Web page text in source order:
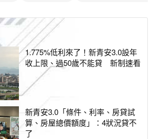
1.775%低利來了！新青安3.0設年
收上限、過50歲不能貸 新制速看
新青安3.0「條件、利率、房貸試
算、房屋總價額度」：4狀況貸不
了